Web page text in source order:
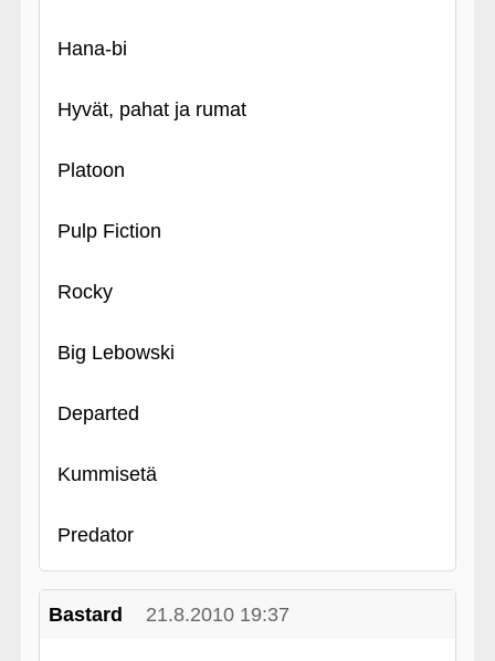
Hana-bi
Hyvät, pahat ja rumat
Platoon
Pulp Fiction
Rocky
Big Lebowski
Departed
Kummisetä
Predator
Bastard 21.8.2010 19:37